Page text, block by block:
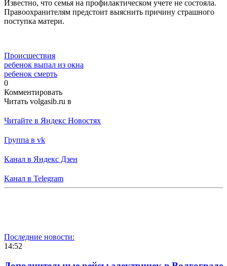
Известно, что семья на профилактическом учете не состояла.
Правоохранителям предстоит выяснить причину страшного
поступка матери.
Происшествия
ребенок выпал из окна
ребенок смерть
0
Комментировать
Читать volgasib.ru в
Читайте в Яндекс Новостях
Группа в vk
Канал в Яндекс Дзен
Канал в Telegram
Последние новости:
14:52